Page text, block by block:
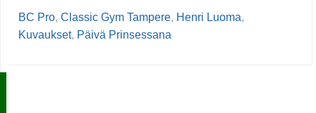
BC Pro, Classic Gym Tampere, Henri Luoma,
Kuvaukset, Päivä Prinsessana